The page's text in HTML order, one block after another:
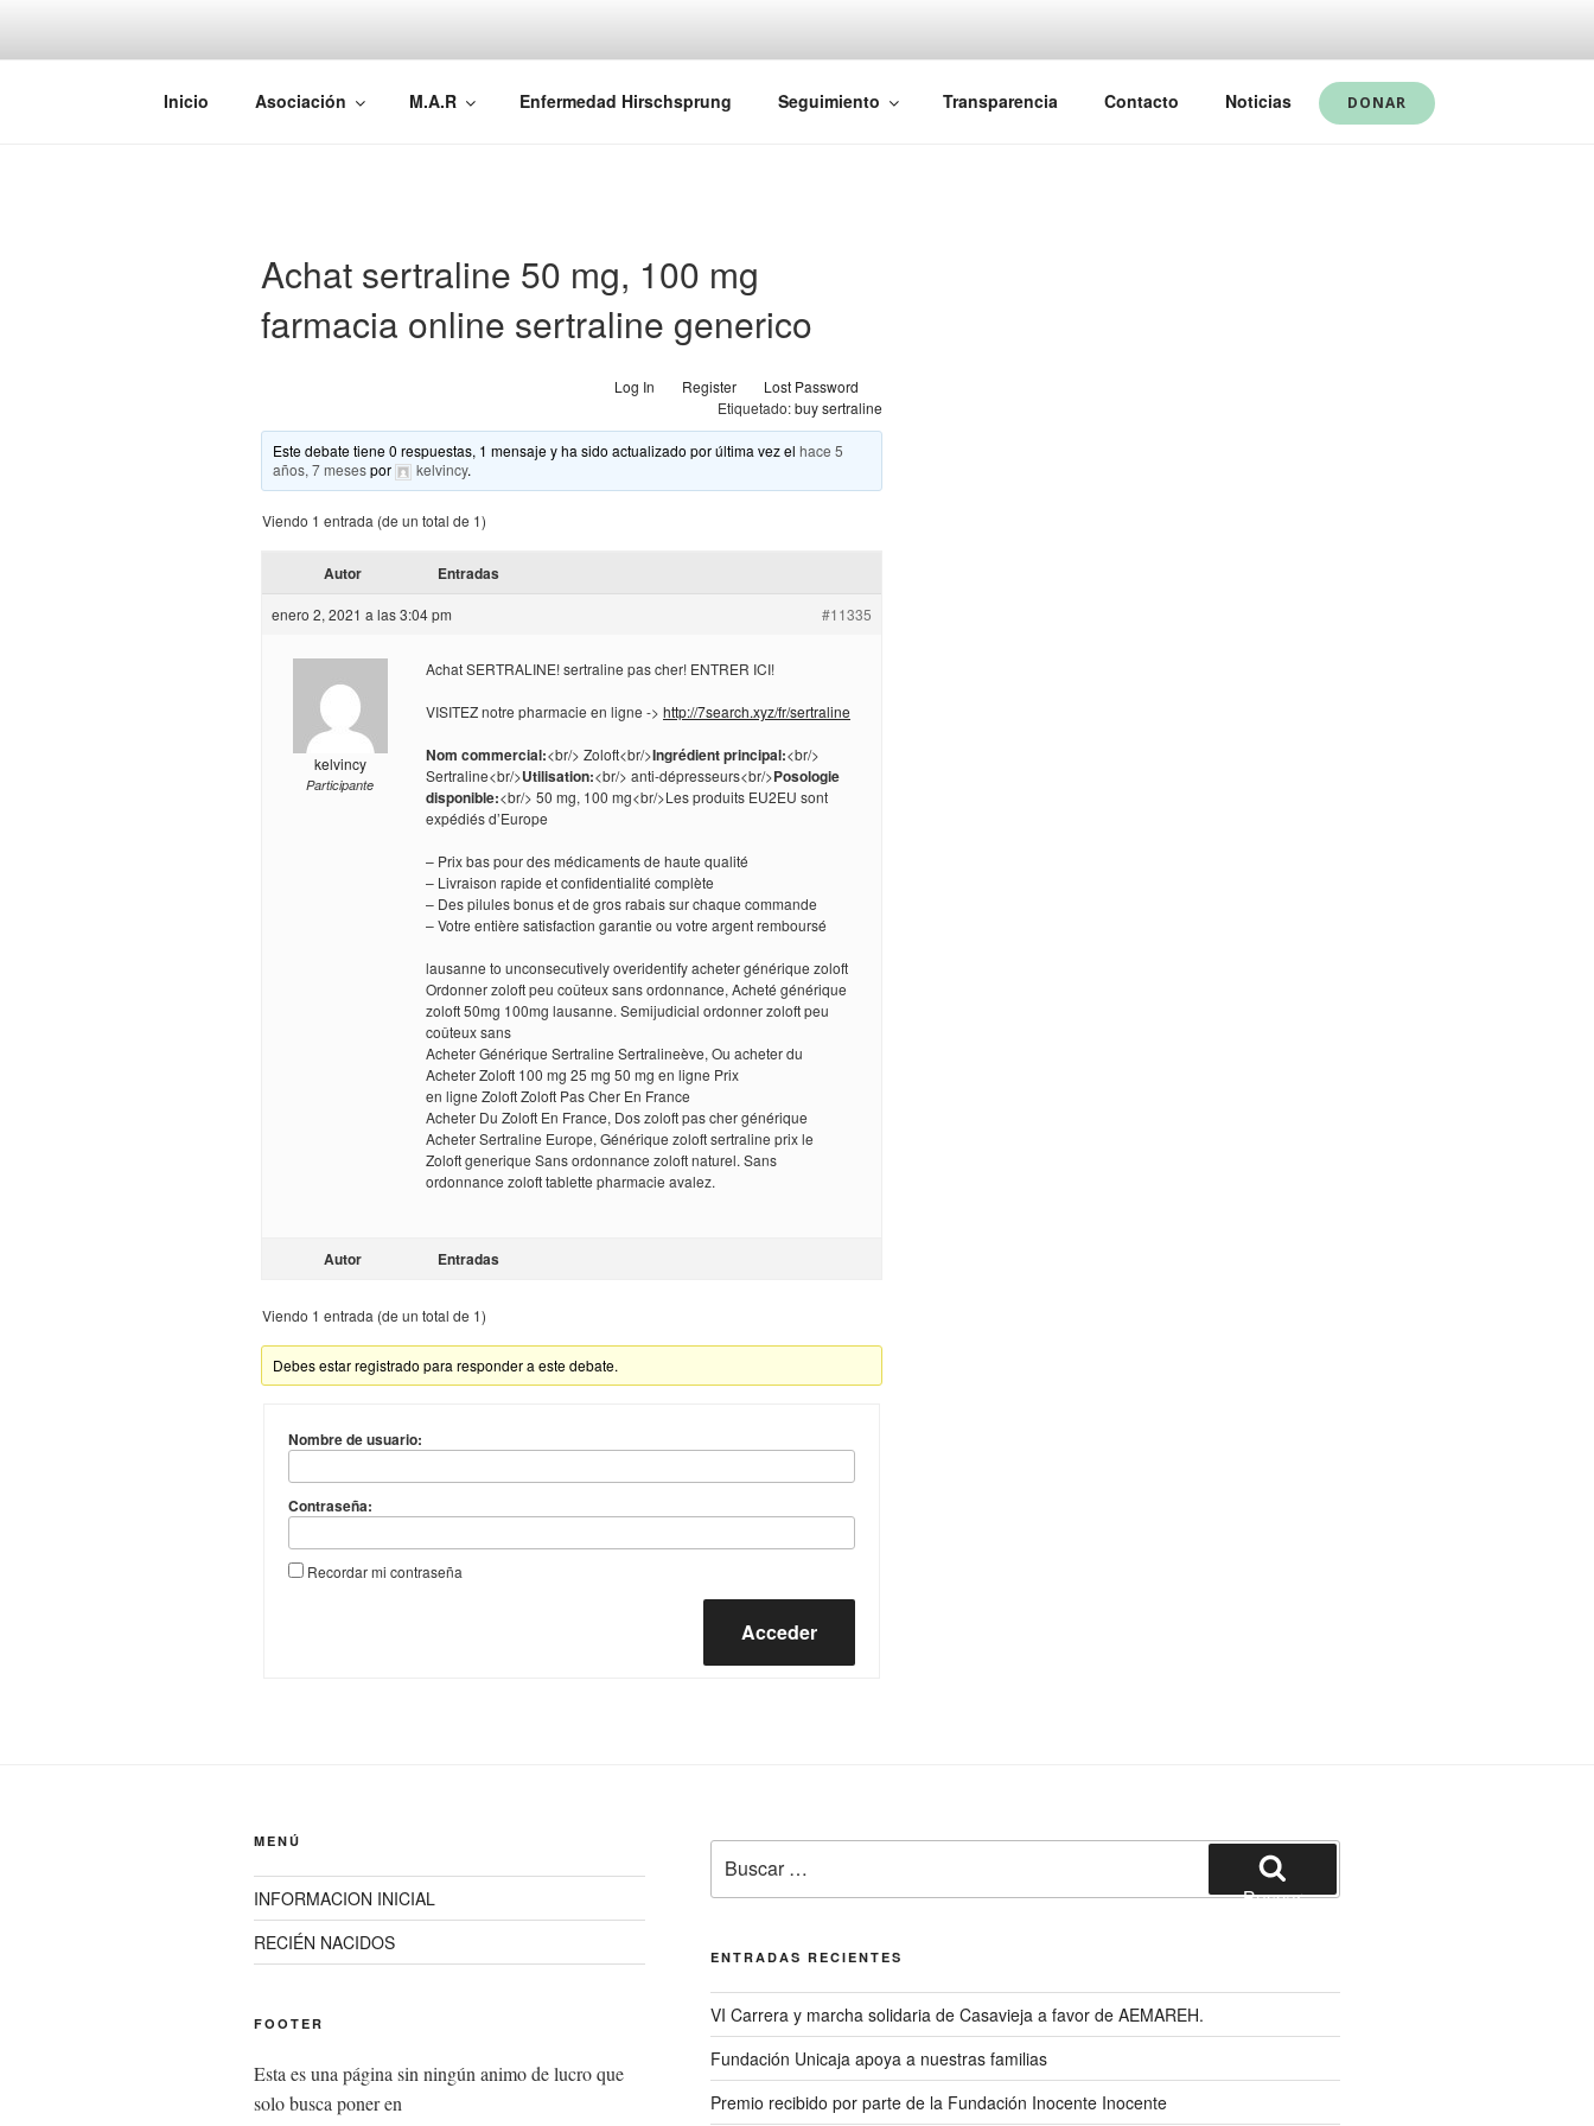
AEMAREH
Asociación Española Malformaciones Ano-Rectales
Inicio Asociación M.A.R Enfermedad Hirschsprung Seguimiento Transparencia Contacto Noticias DONAR
Achat sertraline 50 mg, 100 mg
farmacia online sertraline generico
Log In Register
Lost Password
Etiquetado:buy sertraline
Este debate tiene 0 respuestas, 1 mensaje y ha sido actualizado por última vez elhace 5
años, 7 mesespor kelvincy.
Viendo 1 entrada (de un total de 1)
Autor Entradas
enero 2, 2021 a las 3:04 pm #11335
kelvincy
Participante
Achat SERTRALINE! sertraline pas cher! ENTRER ICI!
VISITEZ notre pharmacie en ligne -> http://7search.xyz/fr/sertraline
Nom commercial:<br/> Zoloft<br/>Ingrédient principal:<br/>
Sertraline<br/>Utilisation:<br/> anti-dépresseurs<br/>Posologie
disponible:<br/> 50 mg, 100 mg<br/>Les produits EU2EU sont
expédiés d’Europe
– Prix bas pour des médicaments de haute qualité
– Livraison rapide et confidentialité complète
– Des pilules bonus et de gros rabais sur chaque commande
– Votre entière satisfaction garantie ou votre argent remboursé
lausanne to unconsecutively overidentify acheter générique zoloft
Ordonner zoloft peu coûteux sans ordonnance, Acheté générique
zoloft 50mg 100mg lausanne. Semijudicial ordonner zoloft peu
coûteux sans
Acheter Générique Sertraline Sertralineève, Ou acheter du
Acheter Zoloft 100 mg 25 mg 50 mg en ligne Prix
en ligne Zoloft Zoloft Pas Cher En France
Acheter Du Zoloft En France, Dos zoloft pas cher générique
Acheter Sertraline Europe, Générique zoloft sertraline prix le
Zoloft generique Sans ordonnance zoloft naturel. Sans
ordonnance zoloft tablette pharmacie avalez.
Autor Entradas
Viendo 1 entrada (de un total de 1)
Debes estar registrado para responder a este debate.
Nombre de usuario:
Contraseña:
Recordar mi contraseña
Acceder
MENÚ
INFORMACION INICIAL
RECIÉN NACIDOS
FOOTER
Esta es una página sin ningún animo de lucro que
solo busca poner en
por:
Buscar
ENTRADAS RECIENTES
VI Carrera y marcha solidaria de Casavieja a favor de AEMAREH.
Fundación Unicaja apoya a nuestras familias
Premio recibido por parte de la Fundación Inocente Inocente